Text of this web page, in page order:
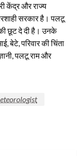
केंद्र और राज्य
सरकार है। पलटू
छूट दे दी है। उनके
बेटे, परिवार की चिंता
पलटू राम और